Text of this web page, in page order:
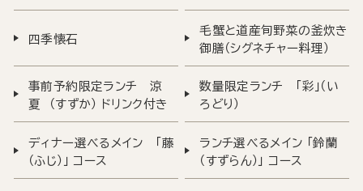
四季懐石
毛蟹と道産旬野菜の釜炊き
御膳（シグネチャー料理）
事前予約限定ランチ 涼
夏 （すずか） ドリンク付き
数量限定ランチ 「彩」（い
ろどり）
ディナー選べるメイン 「藤
（ふじ）」 コース
ランチ選べるメイン 「鈴蘭
（すずらん）」 コース